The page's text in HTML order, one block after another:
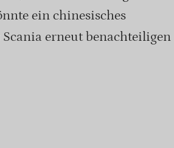
ein chinesisches
erneut benachteiligen